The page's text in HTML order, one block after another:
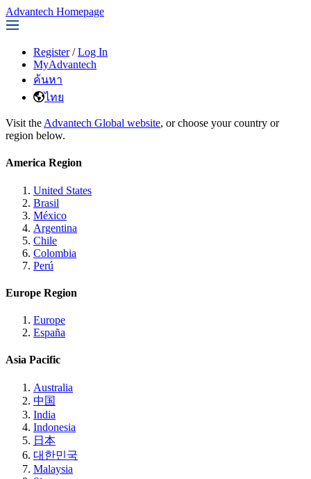
Advantech Homepage
Register / Log In
MyAdvantech
ค้นหา
ไทย
Visit the Advantech Global website, or choose your country or
region below.
America Region
United States
Brasil
México
Argentina
Chile
Colombia
Perú
Europe Region
Europe
España
Asia Pacific
Australia
中国
India
Indonesia
日本
대한민국
Malaysia